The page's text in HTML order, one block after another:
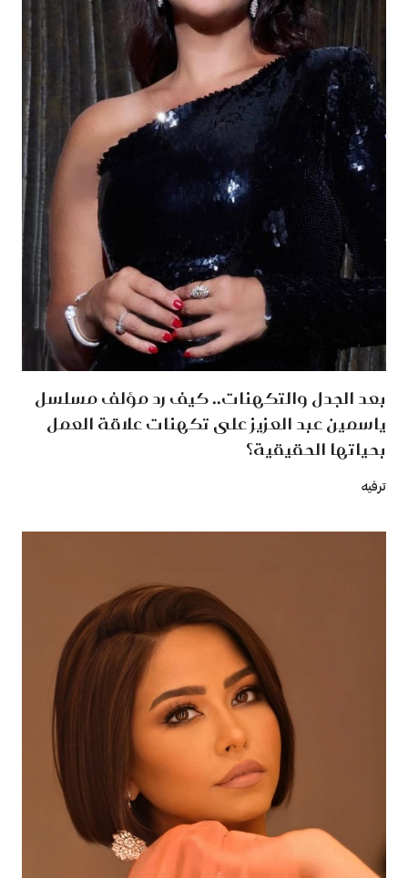
بعد الجدل والتكهنات.. كيف رد مؤلف مسلسل
ياسمين عبد العزيز على تكهنات علاقة العمل
بحياتها الحقيقية؟
ترفيه